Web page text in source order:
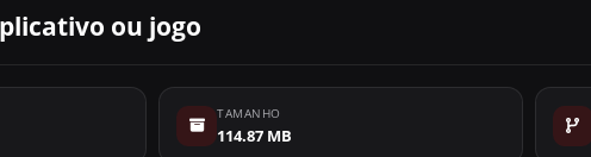
ou jogo
TAMANHO
114.87 MB